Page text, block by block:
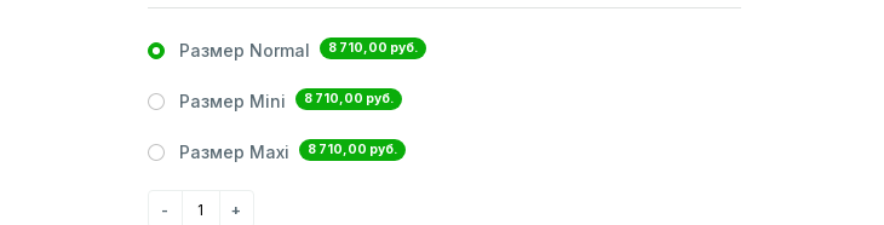
Размер Normal 8 710,00 руб.
Размер Mini 8 710,00 руб.
Размер Maxi 8 710,00 руб.